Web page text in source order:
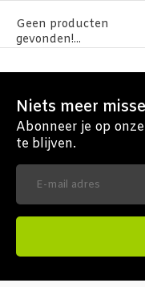
Geen producten
gevonden!...
Niets meer
Abonneer je op
te blijven.